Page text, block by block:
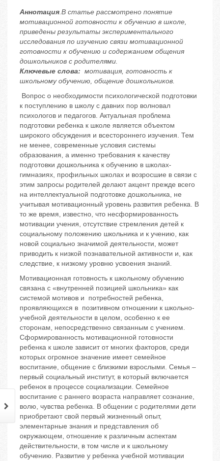
Аннотация.В статье рассмотрено понятие
мотивационной готовности к обучению в школе,
приведены результаты экспериментального
исследования по изучению связи мотивационной
готовности к обучению и содержанием общения
дошкольников с родителями.
Ключевые слова: мотивация, готовность к
школьному обучению, общение дошкольников.
Вопрос о необходимости психологической подготовки
к поступлению в школу с давних пор волновал
психологов и педагогов. Актуальная проблема
подготовки ребенка к школе является объектом
широкого обсуждения и всестороннего изучения. Тем
не менее, современные условия системы
образования, а именно требования к качеству
подготовки дошкольника к обучению в школах-
гимназиях, профильных школах и возросшие в связи с
этим запросы родителей делают акцент прежде всего
на интеллектуальной подготовке дошкольника, не
учитывая мотивационный уровень развития ребенка. В
то же время, известно, что несформированность
мотивации учения, отсутствие стремления детей к
социальному положению школьника и к учению, как
новой социально значимой деятельности, может
приводить к низкой познавательной активности и, как
следствие, к низкому уровню усвоения знаний.
Мотивационная готовность к школьному обучению
связана с «внутренней позицией школьника» как
системой мотивов и потребностей ребенка,
проявляющихся в позитивном отношении к школьно-
учебной деятельности в целом, особенно к ее
сторонам, непосредственно связанным с учением.
Сформированность мотивационной готовности
ребенка к школе зависит от многих факторов, среди
которых огромное значение имеет семейное
воспитание, общение с близкими взрослыми. Семья –
первый социальный институт, в который включается
ребенок в процессе социализации. Семейное
воспитание с раннего возраста направляет сознание,
волю, чувства ребенка. В общении с родителями дети
приобретают свой первый жизненный опыт,
элементарные знания и представления об
окружающем, отношение к различным аспектам
действительности, в том числе и к школьному
обучению. Развитие у ребенка учебной мотивации